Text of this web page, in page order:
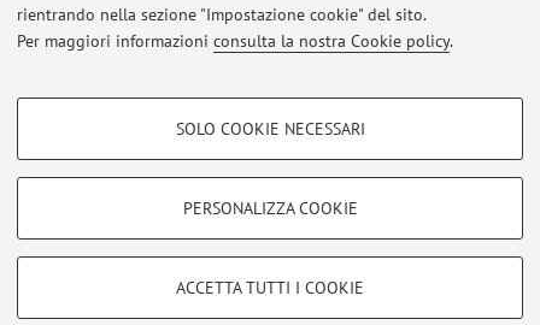
rientrando nella sezione "Impostazione cookie" del sito.
Per maggiori informazioni consulta la nostra Cookie policy.
COOKIE DI PROFILAZIONE - FACOLTATIVI
COOKIE TECNICI - NECESSARI
SOLO COOKIE NECESSARI
PERSONALIZZA COOKIE
ACCETTA TUTTI I COOKIE
Pubblicato il: 14 settembre 2025
Area riservata
Accedi tramiteloginper gestire tutti i contenuti del sito.
Zamboni, 33 - 40126 Bologna - Partita IVA: 01131710376